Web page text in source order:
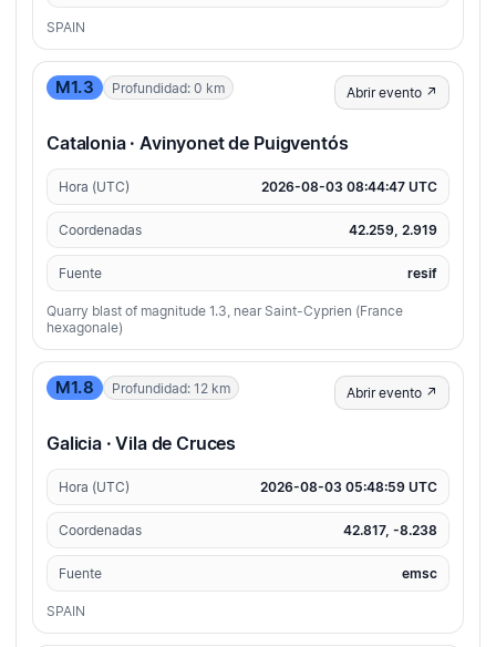
SPAIN
M1.3 Profundidad: 0 km Abrir evento ↗
Catalonia · Avinyonet de Puigventós
Hora (UTC) 2026-08-03 08:44:47 UTC
Coordenadas 42.259, 2.919
Fuente resif
Quarry blast of magnitude 1.3, near Saint-Cyprien (France
hexagonale)
M1.8 Profundidad: 12 km Abrir evento ↗
Galicia · Vila de Cruces
Hora (UTC) 2026-08-03 05:48:59 UTC
Coordenadas 42.817, -8.238
Fuente emsc
SPAIN